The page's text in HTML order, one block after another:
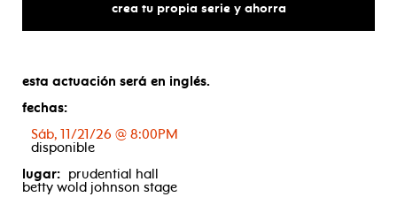
crea tu propia serie y ahorra
esta actuación será en inglés.
fechas:
Sáb, 11/21/26 @ 8:00PM
disponible
lugar: prudential hall
betty wold johnson stage